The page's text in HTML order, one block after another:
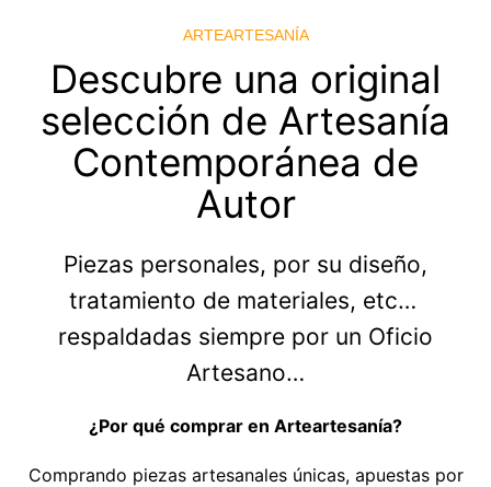
ARTEARTESANÍA
Descubre una original
selección de Artesanía
Contemporánea de
Autor
Piezas personales, por su diseño,
tratamiento de materiales, etc…
respaldadas siempre por un Oficio
Artesano…
¿Por qué comprar en Arteartesanía?
Comprando piezas artesanales únicas, apuestas por